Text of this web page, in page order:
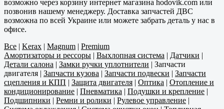
возможно через корзину интернет магазина hodovik.com или
позвонив нашему менеджеру. Доставка запчастей ДВС
возможна по всей Украине или можете забрать деталь у нас в
офисе.
Все | Kerax | Magnum | Premium
Амортизаторы и рессоры | Выхлопная система | Датчики |
Детали салона | Замки ручки уплотнители | Запчасти
двигателя | Запчасти кузова | Запчасти подвески | Запчасти
сцепления и КПП | Защита двигателя | Оптика | Отопление и
кондиционирование | Пневматика | Подушки и крепление |
Подшипники | Ремни и ролики | Рулевое управление |